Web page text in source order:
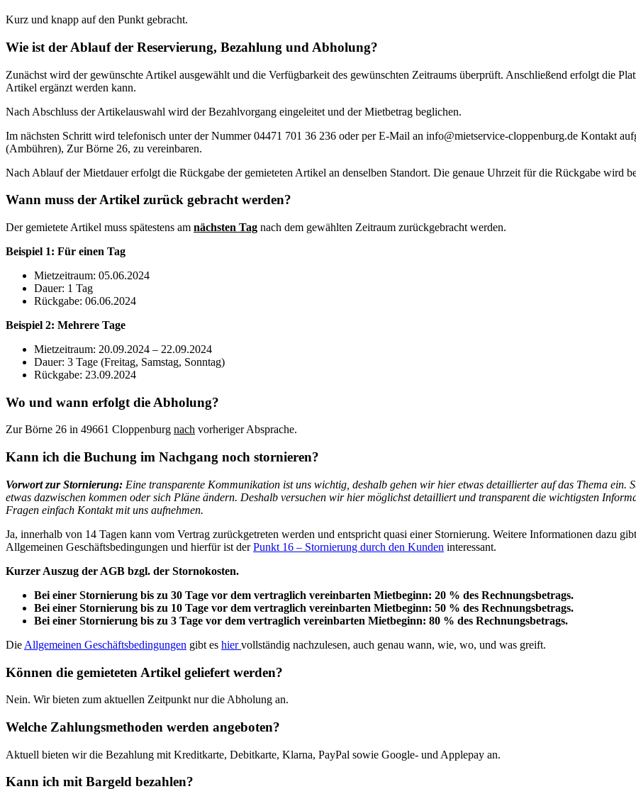
Kurz und knapp auf den Punkt gebracht.
Wie ist der Ablauf der Reservierung, Bezahlung und Abholung?
Zunächst wird der gewünschte Artikel ausgewählt und die Verfügbarkeit des gewünschten Zeitraums überprüft. Anschließend erfolgt die
Artikel ergänzt werden kann.
Nach Abschluss der Artikelauswahl wird der Bezahlvorgang eingeleitet und der Mietbetrag beglichen.
Im nächsten Schritt wird telefonisch unter der Nummer 04471 701 36 236 oder per E-Mail an info@mietservice-cloppenburg.de Kontakt
(Ambühren), Zur Börne 26, zu vereinbaren.
Nach Ablauf der Mietdauer erfolgt die Rückgabe der gemieteten Artikel an denselben Standort. Die genaue Uhrzeit für die Rückgabe wird
Wann muss der Artikel zurück gebracht werden?
Der gemietete Artikel muss spätestens am nächsten Tag nach dem gewählten Zeitraum zurückgebracht werden.
Beispiel 1: Für einen Tag
Mietzeitraum: 05.06.2024
Dauer: 1 Tag
Rückgabe: 06.06.2024
Beispiel 2: Mehrere Tage
Mietzeitraum: 20.09.2024 – 22.09.2024
Dauer: 3 Tage (Freitag, Samstag, Sonntag)
Rückgabe: 23.09.2024
Wo und wann erfolgt die Abholung?
Zur Börne 26 in 49661 Cloppenburg nach vorheriger Absprache.
Kann ich die Buchung im Nachgang noch stornieren?
Vorwort zur Stornierung: Eine transparente Kommunikation ist uns wichtig, deshalb gehen wir hier etwas detaillierter auf das Thema ein.
etwas dazwischen kommen oder sich Pläne ändern. Deshalb versuchen wir hier möglichst detailliert und transparent die wichtigsten
Fragen einfach Kontakt mit uns aufnehmen.
Ja, innerhalb von 14 Tagen kann vom Vertrag zurückgetreten werden und entspricht quasi einer Stornierung. Weitere Informationen dazu
Allgemeinen Geschäftsbedingungen und hierfür ist derPunkt 16 – Stornierung durch den Kunden interessant.
Kurzer Auszug der AGB bzgl. der Stornokosten.
Bei einer Stornierung bis zu 30 Tage vor dem vertraglich vereinbarten Mietbeginn: 20 % des Rechnungsbetrags.
Bei einer Stornierung bis zu 10 Tage vor dem vertraglich vereinbarten Mietbeginn: 50 % des Rechnungsbetrags.
Bei einer Stornierung bis zu 3 Tage vor dem vertraglich vereinbarten Mietbeginn: 80 % des Rechnungsbetrags.
Die Allgemeinen Geschäftsbedingungen gibt es hiervollständig nachzulesen, auch genau wann, wie, wo, und was greift.
Können die gemieteten Artikel geliefert werden?
Nein. Wir bieten zum aktuellen Zeitpunkt nur die Abholung an.
Welche Zahlungsmethoden werden angeboten?
Aktuell bieten wir die Bezahlung mit Kreditkarte, Debitkarte, Klarna, PayPal sowie Google- und Applepay an.
Kann ich mit Bargeld bezahlen?